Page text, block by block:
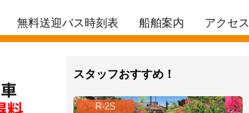
無料送迎バス時刻表 船舶案内 アクセス
スタッフおすすめ！
R-2S